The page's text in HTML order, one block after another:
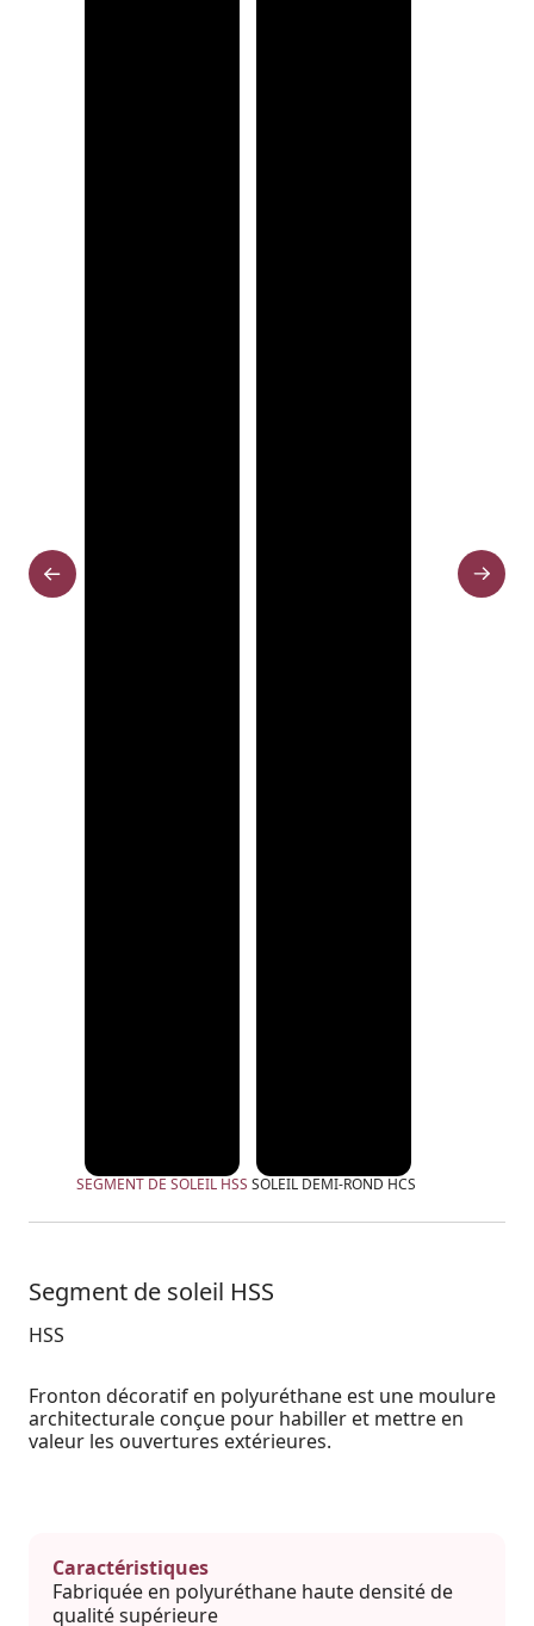
SEGMENT DE SOLEIL HSS SOLEIL DEMI-ROND HCS
Segment de soleil HSS
HSS
Fronton décoratif en polyuréthane est une moulure
architecturale conçue pour habiller et mettre en
valeur les ouvertures extérieures.
Caractéristiques
Fabriquée en polyuréthane haute densité de
qualité supérieure